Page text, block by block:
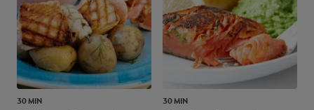
30 MIN 30 MIN